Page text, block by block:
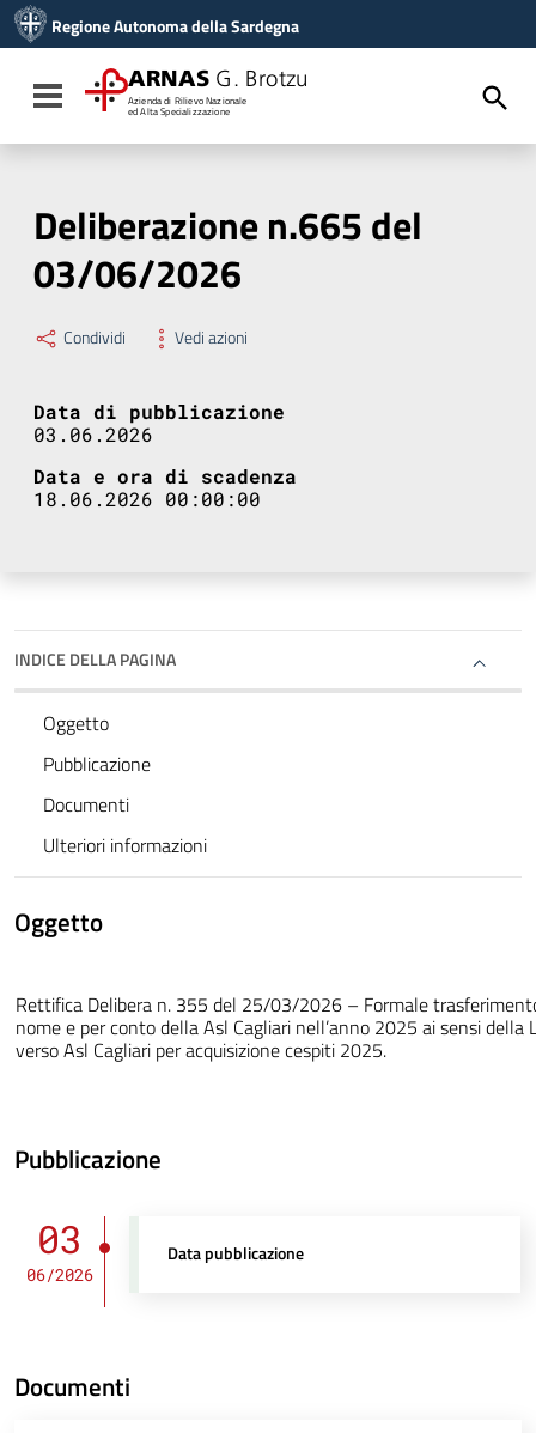
Vai al menu di navigazione
Vai al footer
Regione Autonoma della Sardegna
Toggle navigation
ARNAS G. Brotzu
Azienda di Rilievo Nazionale
ed Alta Specializzazione
Deliberazione n.665 del
03/06/2026
Condividi Vedi azioni
Data di pubblicazione
03.06.2026
Data e ora di scadenza
18.06.2026 00:00:00
INDICE DELLA PAGINA
Oggetto
Pubblicazione
Documenti
Ulteriori informazioni
Oggetto
Rettifica Delibera n. 355 del 25/03/2026 – Formale
nome e per conto della Asl Cagliari nell’anno 2025 ai sensi
verso Asl Cagliari per acquisizione cespiti 2025.
Pubblicazione
03
06/2026
Data pubblicazione
Documenti